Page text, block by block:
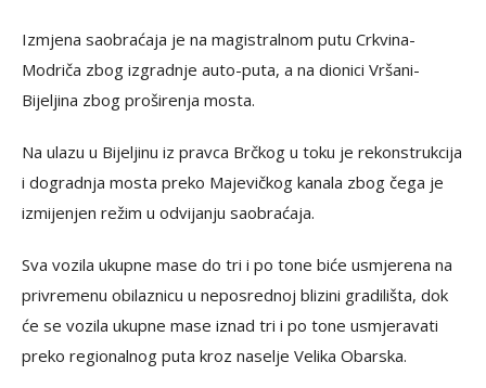
Izmjena saobraćaja je na magistralnom putu Crkvina-
Modriča zbog izgradnje auto-puta, a na dionici Vršani-
Bijeljina zbog proširenja mosta.
Na ulazu u Bijeljinu iz pravca Brčkog u toku je rekonstrukcija
i dogradnja mosta preko Majevičkog kanala zbog čega je
izmijenjen režim u odvijanju saobraćaja.
Sva vozila ukupne mase do tri i po tone biće usmjerena na
privremenu obilaznicu u neposrednoj blizini gradilišta, dok
će se vozila ukupne mase iznad tri i po tone usmjeravati
preko regionalnog puta kroz naselje Velika Obarska.